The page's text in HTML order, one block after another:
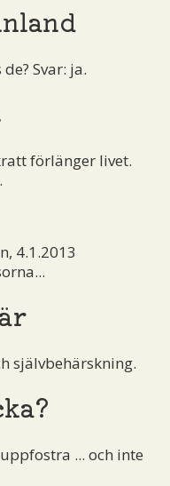
Svar: ja.
förlänger livet.
4.1.2013
självbehärskning.
... och inte